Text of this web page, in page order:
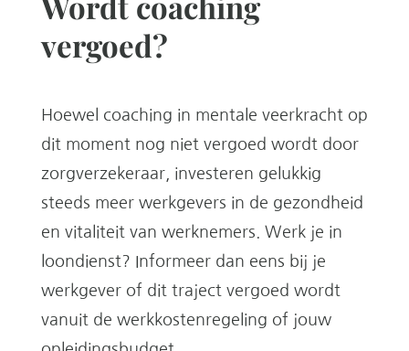
vergoed?
Hoewel coaching in mentale veerkracht op
dit moment nog niet vergoed wordt door
zorgverzekeraar, investeren gelukkig
steeds meer werkgevers in de gezondheid
en vitaliteit van werknemers. Werk je in
loondienst? Informeer dan eens bij je
werkgever of dit traject vergoed wordt
vanuit de werkkostenregeling of jouw